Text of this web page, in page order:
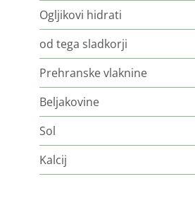
Ogljikovi hidrati
od tega sladkorji
Prehranske vlaknine
Beljakovine
Sol
Kalcij